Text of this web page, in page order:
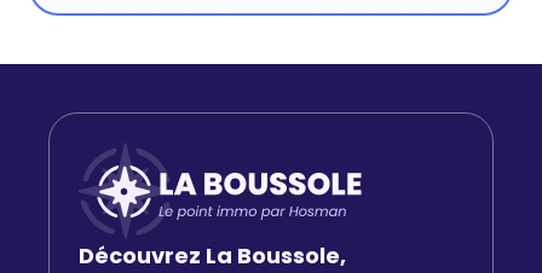
Découvrez La Boussole,